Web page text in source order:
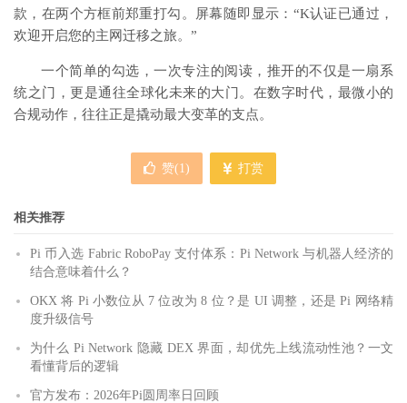
款，在两个方框前郑重打勾。屏幕随即显示：“K认证已通过，
欢迎开启您的主网迁移之旅。”
一个简单的勾选，一次专注的阅读，推开的不仅是一扇系
统之门，更是通往全球化未来的大门。在数字时代，最微小的
合规动作，往往正是撬动最大变革的支点。
赞(1) 打赏
相关推荐
Pi 币入选 Fabric RoboPay 支付体系：Pi Network 与机器人经济的
结合意味着什么？
OKX 将 Pi 小数位从 7 位改为 8 位？是 UI 调整，还是 Pi 网络精
度升级信号
为什么 Pi Network 隐藏 DEX 界面，却优先上线流动性池？一文
看懂背后的逻辑
官方发布：2026年Pi圆周率日回顾